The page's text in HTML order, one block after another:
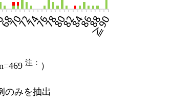
注： ）
のみを抽出